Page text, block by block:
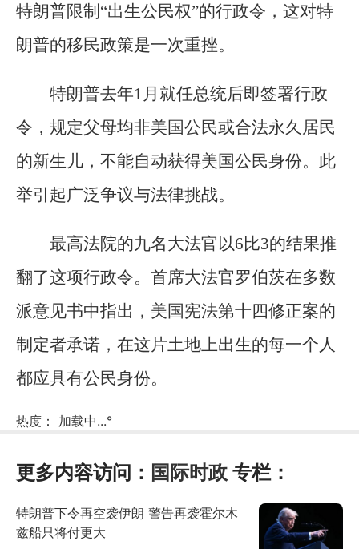
特朗普限制“出生公民权”的行政令，这对特
朗普的移民政策是一次重挫。
特朗普去年1月就任总统后即签署行政
令，规定父母均非美国公民或合法永久居民
的新生儿，不能自动获得美国公民身份。此
举引起广泛争议与法律挑战。
最高法院的九名大法官以6比3的结果推
翻了这项行政令。首席大法官罗伯茨在多数
派意见书中指出，美国宪法第十四修正案的
制定者承诺，在这片土地上出生的每一个人
都应具有公民身份。
热度： 加载中...°
更多内容访问： 国际时政 专栏：
特朗普下令再空袭伊朗 警告再袭霍尔木
兹船只将付更大